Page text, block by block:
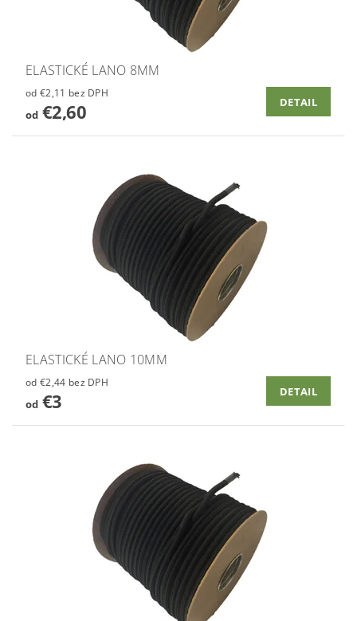
ELASTICKÉ LANO 8MM
od €2,11 bez DPH
od€2,60 DETAIL
ELASTICKÉ LANO 10MM
od €2,44 bez DPH
od€3 DETAIL